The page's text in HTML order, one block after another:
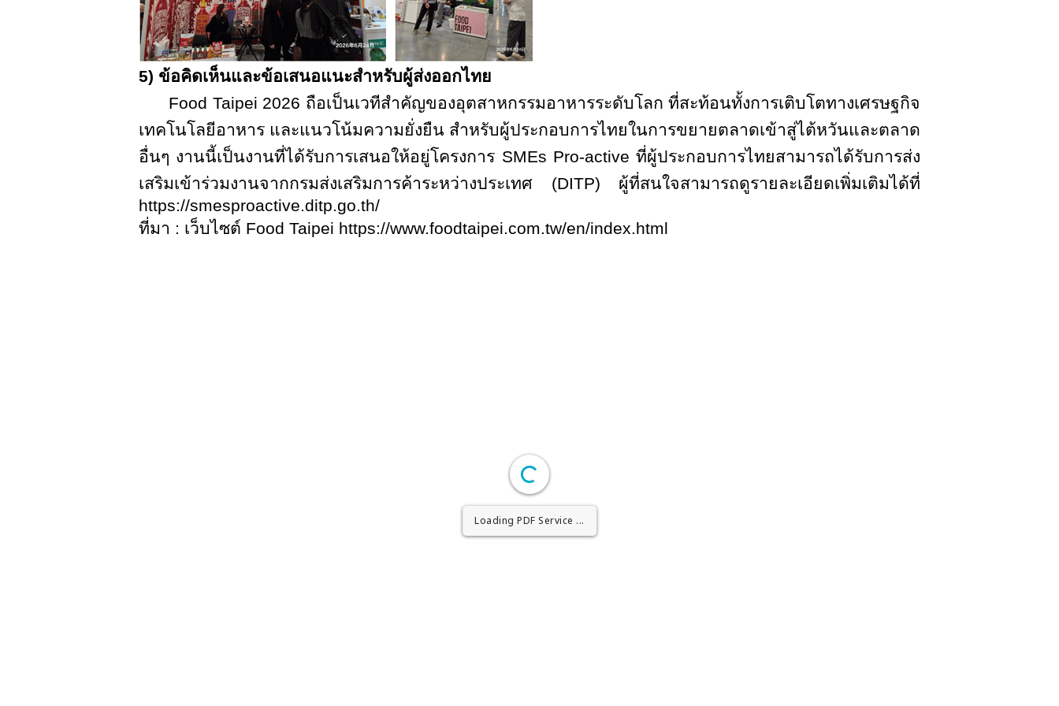
5) ข้อคิดเห็นและข้อเสนอแนะสำหรับผู้ส่งออกไทย
Food Taipei 2026 ถือเป็นเวทีสำคัญของอุตสาหกรรมอาหารระดับโลก ที่สะท้อนทั้งการเติบโตทางเศรษฐกิจ
เทคโนโลยีอาหาร และแนวโน้มความยั่งยืน สำหรับผู้ประกอบการไทยในการขยายตลาดเข้าสู่ไต้หวันและตลาด
อื่นๆ งานนี้เป็นงานที่ได้รับการเสนอให้อยู่โครงการ SMEs Pro-active ที่ผู้ประกอบการไทยสามารถได้รับการส่ง
เสริมเข้าร่วมงานจากกรมส่งเสริมการค้าระหว่างประเทศ (DITP) ผู้ที่สนใจสามารถดูรายละเอียดเพิ่มเติมได้ที่
https://smesproactive.ditp.go.th/
ที่มา : เว็บไซต์ Food Taipei https://www.foodtaipei.com.tw/en/index.html
Loading PDF Worker ...
Loading PDF Service ...